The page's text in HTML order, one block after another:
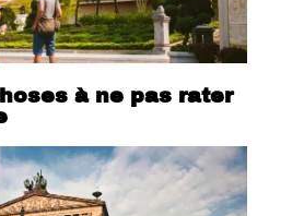
à ne pas rater